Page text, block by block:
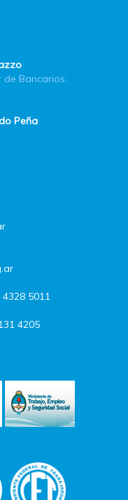
de Bancarios:
Peña
5011
4205